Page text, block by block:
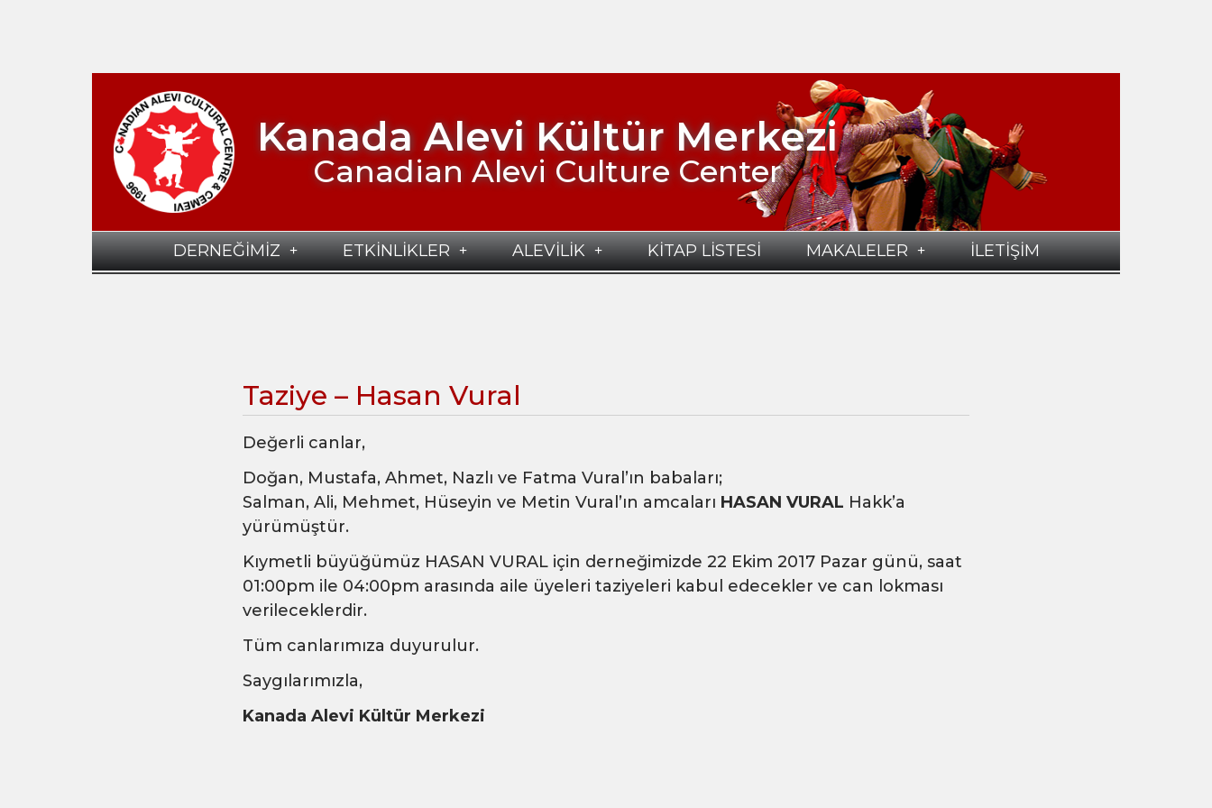
Kanada Alevi Kültür Merkezi
Canadian Alevi Culture Center
DERNEĞİMİZ ETKİNLİKLER ALEVİLİK KİTAP LİSTESİ MAKALELER İLETİŞİM
Taziye – Hasan Vural
Değerli canlar,
Doğan, Mustafa, Ahmet, Nazlı ve Fatma Vural’ın babaları;
Salman, Ali, Mehmet, Hüseyin ve Metin Vural’ın amcaları HASAN VURAL Hakk’a
yürümüştür.
Kıymetli büyüğümüz HASAN VURAL için derneğimizde 22 Ekim 2017 Pazar günü, saat
01:00pm ile 04:00pm arasında aile üyeleri taziyeleri kabul edecekler ve can lokması
verileceklerdir.
Tüm canlarımıza duyurulur.
Saygılarımızla,
Kanada Alevi Kültür Merkezi